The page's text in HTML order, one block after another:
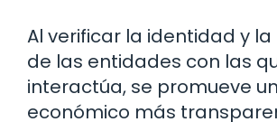
Al verificar la identidad y
de las entidades con las
interactúa, se promueve
económico más